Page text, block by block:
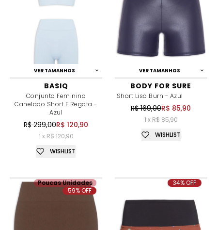
VER TAMANHOS
BASIQ
Conjunto Feminino
Canelado Short E Regata -
Azul
R$ 299,00R$ 120,90
1 x R$ 120,90
WISHLIST
VER TAMANHOS
BODY FOR SURE
Short Liso Burn - Azul
R$ 169,00R$ 85,90
1 x R$ 85,90
WISHLIST
Poucas Unidades
59% OFF
34% OFF